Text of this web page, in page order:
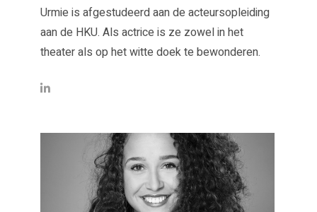
Urmie is afgestudeerd aan de acteursopleiding
aan de HKU. Als actrice is ze zowel in het
theater als op het witte doek te bewonderen.